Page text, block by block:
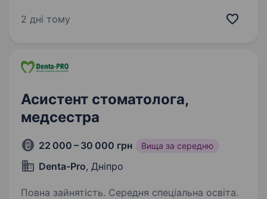
року, знанням та володінням сучасними
2 дні тому
Асистент стоматолога,
медсестра
22 000 – 30 000 грн Вища за середню
Denta-Pro, Дніпро
Повна зайнятість. Середня спеціальна освіта.